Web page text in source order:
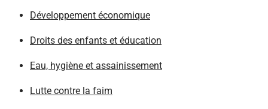
Développement économique
Droits des enfants et éducation
Eau, hygiène et assainissement
Lutte contre la faim